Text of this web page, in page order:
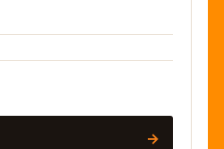
→